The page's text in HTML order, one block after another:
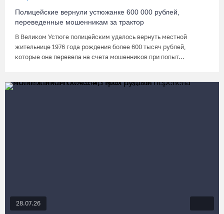
Полицейские вернули устюжанке 600 000 рублей,
переведенные мошенникам за трактор
В Великом Устюге полицейским удалось вернуть местной
жительнице 1976 года рождения более 600 тысяч рублей,
которые она перевела на счета мошенников при попыт...
28.07.26